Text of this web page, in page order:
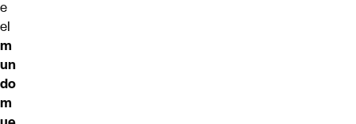
e
el
m
un
do
m